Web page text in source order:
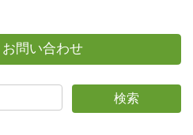
問い合わせ